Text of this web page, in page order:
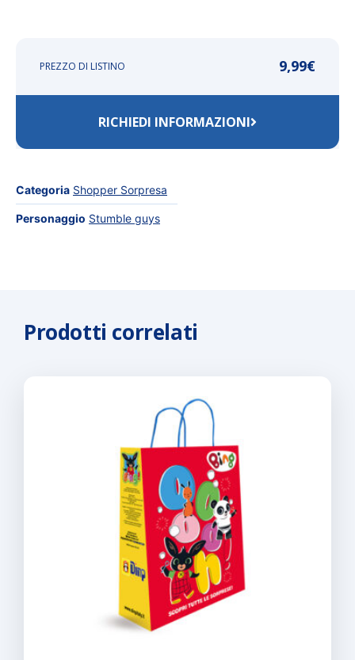
PREZZO DI LISTINO 9,99€
RICHIEDI INFORMAZIONI
Categoria Shopper Sorpresa
Personaggio Stumble guys
Prodotti correlati